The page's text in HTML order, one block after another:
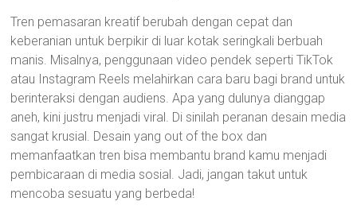
Tren pemasaran kreatif berubah dengan cepat dan
keberanian untuk berpikir di luar kotak seringkali berbuah
manis. Misalnya, penggunaan video pendek seperti TikTok
atau Instagram Reels melahirkan cara baru bagi brand untuk
berinteraksi dengan audiens. Apa yang dulunya dianggap
aneh, kini justru menjadi viral. Di sinilah peranan desain media
sangat krusial. Desain yang out of the box dan
memanfaatkan tren bisa membantu brand kamu menjadi
pembicaraan di media sosial. Jadi, jangan takut untuk
mencoba sesuatu yang berbeda!